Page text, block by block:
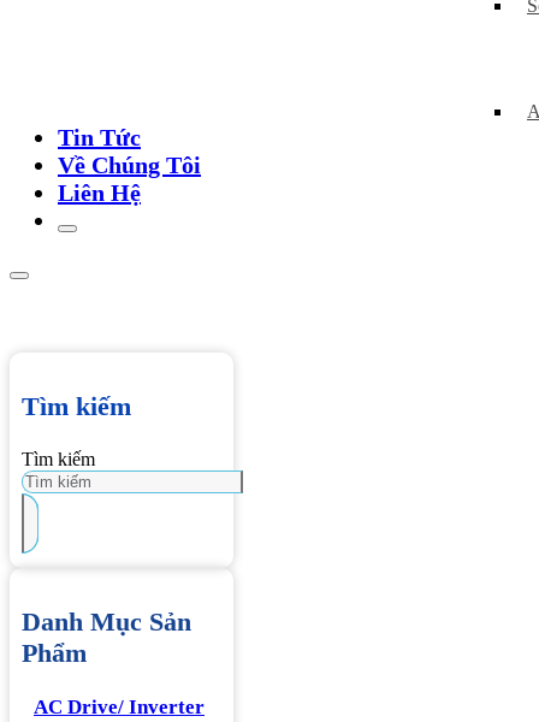
Tin Tức
Về Chúng Tôi
Liên Hệ
Tìm kiếm
Tìm kiếm
Danh Mục Sản
Phẩm
AC Drive/ Inverter